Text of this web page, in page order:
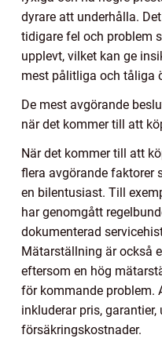
dyrare att underhålla.
tidigare fel och problem
upplevt, vilket kan ge
mest pålitliga och tåliga
De mest avgörande
när det kommer till att
När det kommer till att
flera avgörande faktorer
en bilentusiast. Till
har genomgått
dokumenterad
Mätarställning är också
eftersom en hög
för kommande problem.
inkluderar pris,
försäkringskostnader.